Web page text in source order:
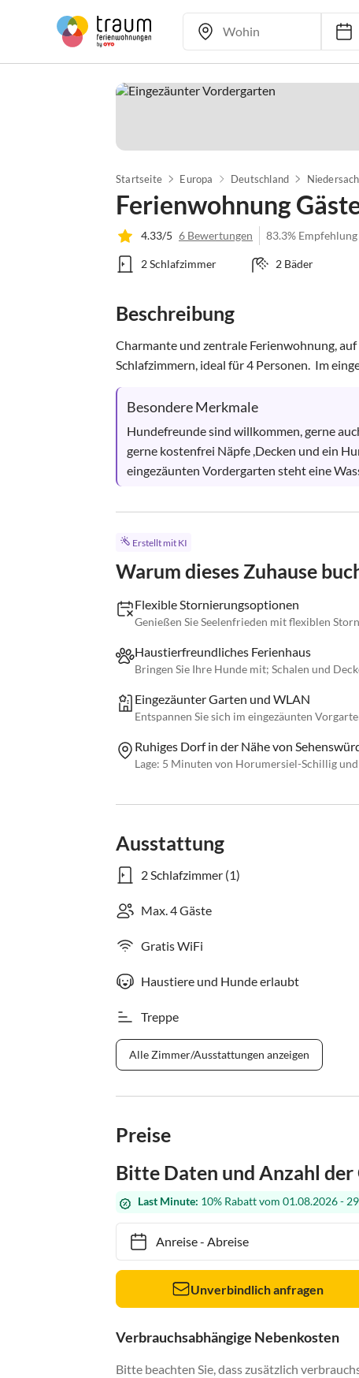
Startseite Europa Deutschland
Ferienwohnung
4.33/5 6 Bewertungen 83.3% Empfehlung
2 Schlafzimmer 2 Bäder
Beschreibung
Charmante und zentrale Ferienwohnung,
Schlafzimmern, ideal für 4 Personen.  Im
Besondere Merkmale
Hundefreunde sind willkommen, gerne
gerne kostenfrei Näpfe ,Decken und ein
eingezäunten Vordergarten steht eine
Erstellt mit KI
Warum dieses Zuhause
Flexible Stornierungsoptionen
Genießen Sie Seelenfrieden mit flexiblen
Haustierfreundliches Ferienhaus
Bringen Sie Ihre Hunde mit; Schalen und
Eingezäunter Garten und WLAN
Entspannen Sie sich im eingezäunten
Ruhiges Dorf in der Nähe von
Lage: 5 Minuten von Horumersiel-Schillig
Ausstattung
2 Schlafzimmer (1)
Max. 4 Gäste
Gratis WiFi
Haustiere und Hunde erlaubt
Treppe
Alle Zimmer/Ausstattungen anzeigen
Preise
Bitte Daten und Anzahl der
Last Minute: 10% Rabatt vom 01.08.2026 -
Anreise- Abreise
Unverbindlich anfragen
Verbrauchsabhängige Nebenkosten
Bitte beachten Sie, dass zusätzlich